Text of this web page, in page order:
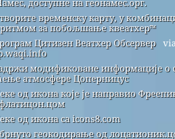
временску карту, у
за побољшање квеатхер™
Цитизен Веатхер Обсервер
via
модификоване информације о
атмосфере Цоперницус
од икона које је направио
од икона са icons8.com
геокодирање од